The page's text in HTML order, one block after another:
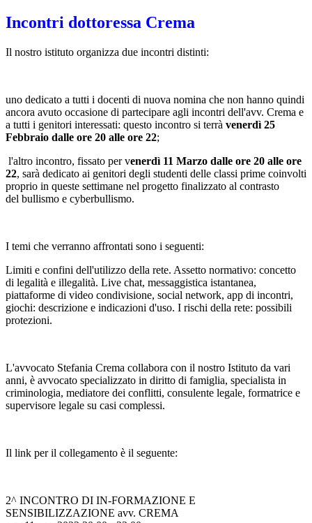
Incontri dottoressa Crema
Il nostro istituto organizza due incontri distinti:
uno dedicato a tutti i docenti di nuova nomina che non hanno quindi
ancora avuto occasione di partecipare agli incontri dell'avv. Crema e
a tutti i genitori interessati: questo incontro si terrà venerdì 25
Febbraio dalle ore 20 alle ore 22;
l'altro incontro, fissato per venerdì 11 Marzo dalle ore 20 alle ore
22, sarà dedicato ai genitori degli studenti delle classi prime coinvolti
proprio in queste settimane nel progetto finalizzato al contrasto
del bullismo e cyberbullismo.
I temi che verranno affrontati sono i seguenti:
Limiti e confini dell'utilizzo della rete. Assetto normativo: concetto
di legalità e illegalità. Live chat, messaggistica istantanea,
piattaforme di video condivisione, social network, app di incontri,
giochi: descrizione e indicazioni d'uso. I rischi della rete: possibili
protezioni.
L'avvocato Stefania Crema collabora con il nostro Istituto da vari
anni, è avvocato specializzato in diritto di famiglia, specialista in
criminologia, mediatore dei conflitti, consulente legale, formatrice e
supervisore legale su casi complessi.
Il link per il collegamento è il seguente:
2^ INCONTRO DI IN-FORMAZIONE E
SENSIBILIZZAZIONE avv. CREMA